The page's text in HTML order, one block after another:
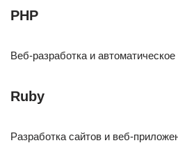
PHP
Веб-разработка и
Ruby
Разработка сайтов и веб-